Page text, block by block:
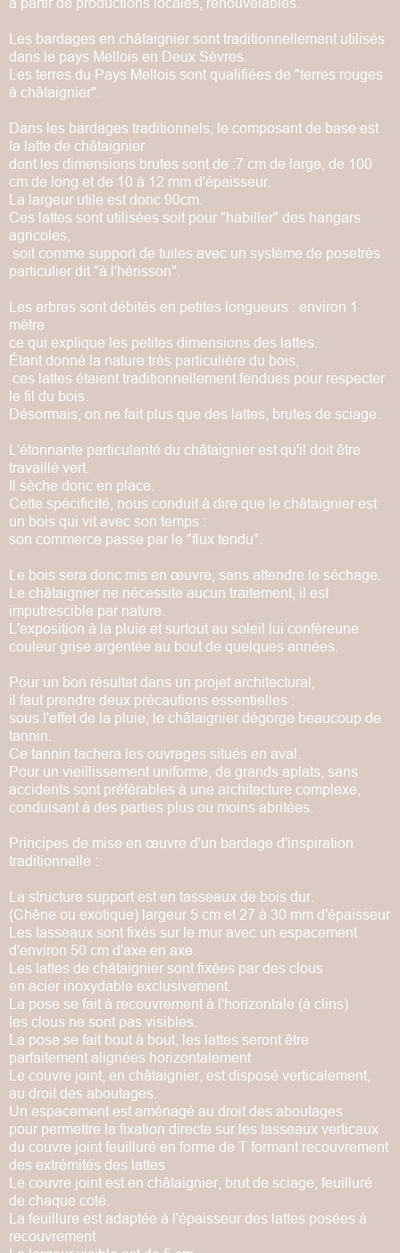
Les bardages en châtaignier sont traditionnellement utilisés
dans le pays Mellois en Deux Sèvres.
Les terres du Pays Mellois sont qualifiées de "terres rouges
à châtaignier".
Dans les bardages traditionnels, le composant de base est
la latte de châtaignier
dont les dimensions brutes sont de :7 cm de large, de 100
cm de long et de 10 à 12 mm d'épaisseur.
La largeur utile est donc 90cm.
Ces lattes sont utilisées soit pour "habiller" des hangars
agricoles,
soit comme support de tuiles avec un système de posetrès
particulier dit "à l'hérisson".
Les arbres sont débités en petites longueurs : environ 1
mètre
ce qui explique les petites dimensions des lattes.
Étant donné la nature très particulière du bois,
ces lattes étaient traditionnellement fendues pour respecter
le fil du bois.
Désormais, on ne fait plus que des lattes, brutes de sciage.
L'étonnante particularité du châtaignier est qu'il doit être
travaillé vert.
Il sèche donc en place.
Cette spécificité, nous conduit à dire que le châtaignier est
un bois qui vit avec son temps :
son commerce passe par le "flux tendu".
Le bois sera donc mis en œuvre, sans attendre le séchage.
Le châtaignier ne nécessite aucun traitement, il est
imputrescible par nature.
L'exposition à la pluie et surtout au soleil lui confèreune
couleur grise argentée au bout de quelques années.
Pour un bon résultat dans un projet architectural,
il faut prendre deux précautions essentielles :
sous l'effet de la pluie, le châtaignier dégorge beaucoup de
tannin.
Ce tannin tachera les ouvrages situés en aval.
Pour un vieillissement uniforme, de grands aplats, sans
accidents sont préférables à une architecture complexe,
conduisant à des parties plus ou moins abritées.
Principes de mise en œuvre d'un bardage d'inspiration
traditionnelle :
La structure support est en tasseaux de bois dur.
(Chêne ou exotique) largeur 5 cm et 27 à 30 mm d'épaisseur
Les tasseaux sont fixés sur le mur avec un espacement
d'environ 50 cm d'axe en axe.
Les lattes de châtaignier sont fixées par des clous
en acier inoxydable exclusivement.
La pose se fait à recouvrement à l'horizontale (à clins)
les clous ne sont pas visibles.
La pose se fait bout à bout, les lattes seront être
parfaitement alignées horizontalement
Le couvre joint, en châtaignier, est disposé verticalement,
au droit des aboutages.
Un espacement est aménagé au droit des aboutages
pour permettre la fixation directe sur les tasseaux verticaux
du couvre joint feuilluré en forme de T formant recouvrement
des extrémités des lattes
Le couvre joint est en châtaignier, brut de sciage, feuilluré
de chaque coté.
La feuillure est adaptée à l'épaisseur des lattes posées à
recouvrement